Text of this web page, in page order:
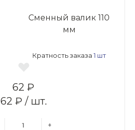
Сменный валик 110
мм
Кратность заказа 1 шт
62 ₽
62 ₽ / шт.
+